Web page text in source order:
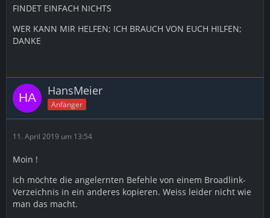
FINDET EINFACH NICHTS
WER KANN MIR HELFEN; ICH BRAUCH VON EUCH HILFEN;
DANKE
HansMeier
Anfänger
11. April 2019 um 13:54
Moin !
Ich möchte die angelernten Befehle von einem Broadlink-
Verzeichnis in ein anderes kopieren. Weiss leider nicht wie
man das macht.